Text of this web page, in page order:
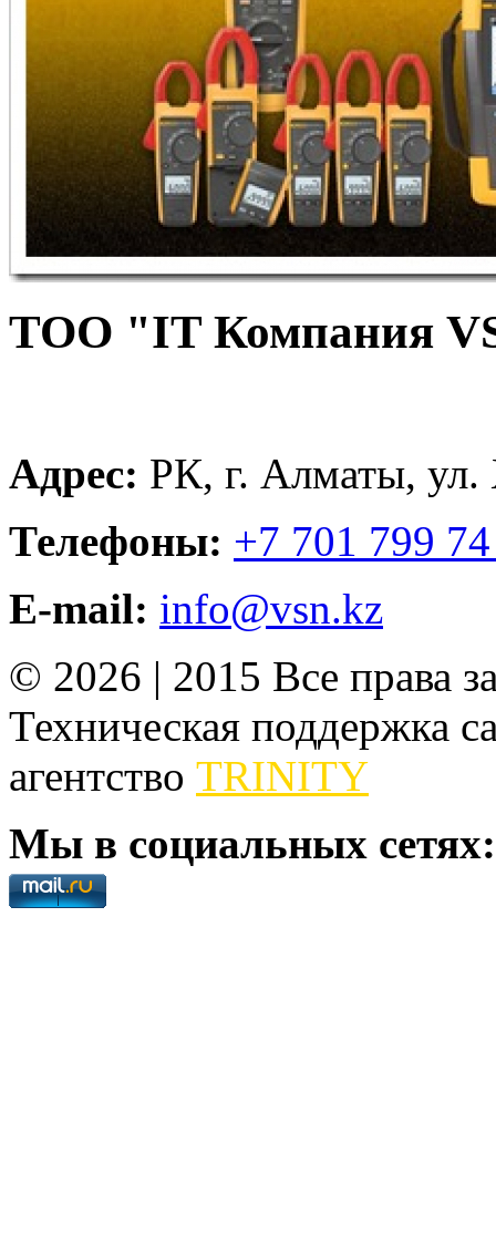
ТОО "IT Компания
Адрес: РК, г. Алматы, ул.
Телефоны: +7 701 799
E-mail: info@vsn.kz
© 2026 | 2015 Все права
Техническая поддержка
агентство TRINITY
Мы в социальных сетях: